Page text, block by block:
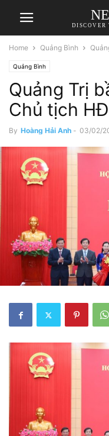
DISCOVER
Home Quảng Bình
Quảng Bình
Quảng Trị
Chủ tịch
By Hoàng Hải Anh - 03/02/